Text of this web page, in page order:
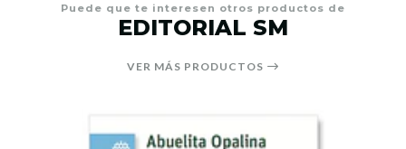
Puede que te interesen otros productos de
EDITORIAL SM
VER MÁS PRODUCTOS